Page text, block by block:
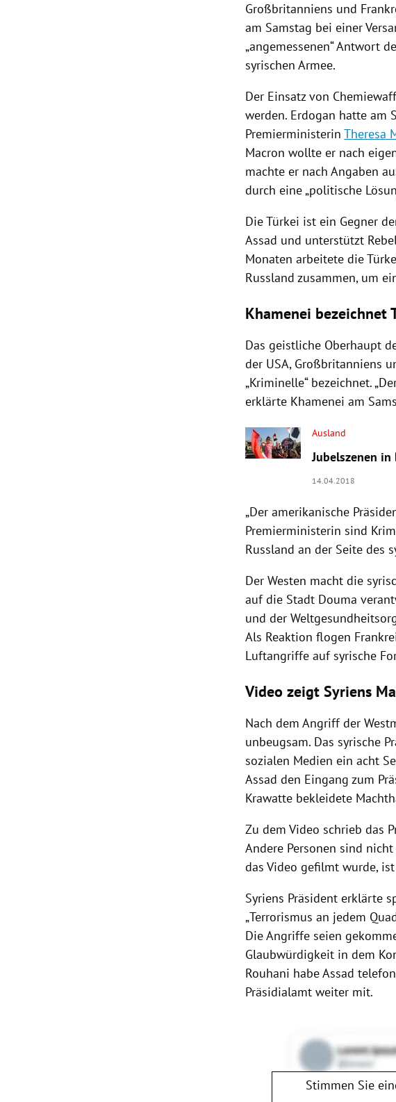
Großbritanniens und
am Samstag bei einer
„angemessenen“ Antwort
syrischen Armee.
Der Einsatz von
werden. Erdogan hatte am
PremierministerinTheresa
Macron wollte er nach
machte er nach Angaben
durch eine „politische
DieTürkei ist ein Gegner
Assad und unterstützt
Monaten arbeitete die
Russland zusammen, um
Khamenei bezeichnet
Das geistliche Oberhaupt
der USA, Großbritanniens
„Kriminelle“ bezeichnet.
erklärte Khamenei am
Ausland
Jubelszenen in
14.04.2018
„Der amerikanische
Premierministerin sind
Russland an der Seite des
Der Westen macht die
auf die Stadt Douma
und der
Als Reaktion flogen
Luftangriffe auf syrische
Video zeigt Syriens
Nach demAngriffder
unbeugsam. Das syrische
sozialen Medien ein acht
Assad den Eingang zum
Krawatte bekleidete
Zu dem Video schrieb das
Andere Personen sind
das Video gefilmt wurde,
Syriens Präsident erklärte
„Terrorismus an jedem
DieAngriffe seien
Glaubwürdigkeit in dem
Rouhani habe Assad
Präsidialamt weiter mit.
Stimmen Sie